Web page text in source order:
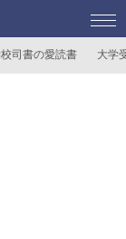
司書の愛読書 大学